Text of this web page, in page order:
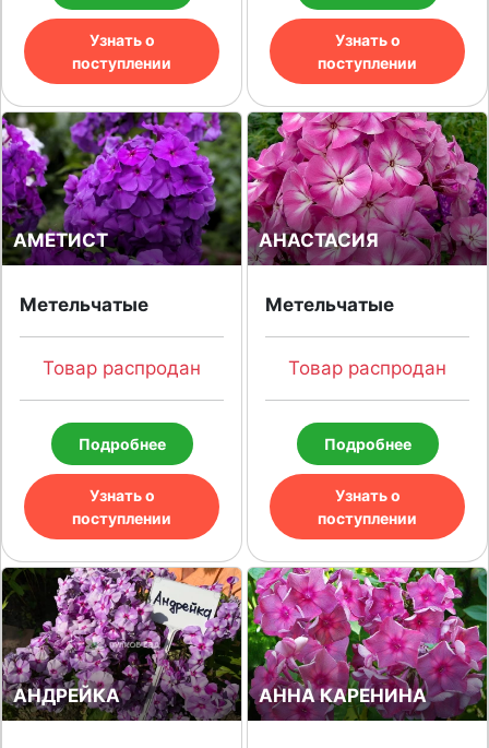
Узнать о
поступлении
Узнать о
поступлении
АМЕТИСТ
Метельчатые
Товар распродан
Подробнее
Узнать о
поступлении
АНАСТАСИЯ
Метельчатые
Товар распродан
Подробнее
Узнать о
поступлении
АНДРЕЙКА АННА КАРЕНИНА